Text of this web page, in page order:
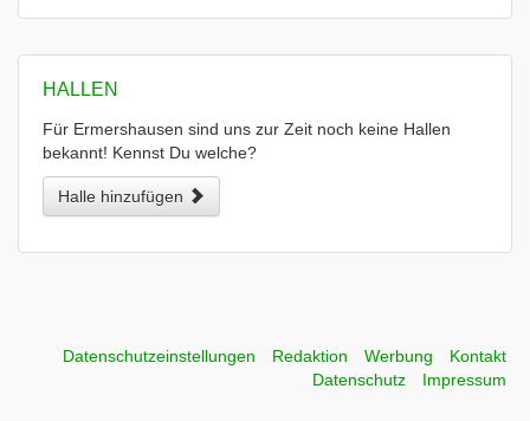
HALLEN
Für Ermershausen sind uns zur Zeit noch keine Hallen
bekannt! Kennst Du welche?
Halle hinzufügen
Datenschutzeinstellungen Redaktion Werbung
Kontakt
Datenschutz
Impressum